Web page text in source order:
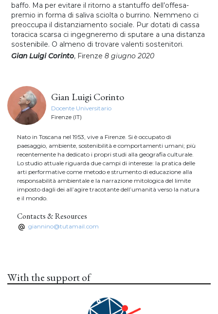
baffo. Ma per evitare il ritorno a stantuffo dell’offesa-
premio in forma di saliva sciolta o burrino. Nemmeno ci
preoccupa il distanziamento sociale. Pur dotati di cassa
toracica scarsa ci ingegneremo di sputare a una distanza
sostenibile. O almeno di trovare valenti sostenitori.
Gian Luigi Corinto, Firenze 8 giugno 2020
Gian Luigi Corinto
Docente Universitario
Firenze (IT)
Nato in Toscana nel 1953, vive a Firenze. Si è occupato di
paesaggio, ambiente, sostenibilità e comportamenti umani; più
recentemente ha dedicato i propri studi alla geografia culturale.
Lo studio attuale riguarda due campi di interesse: la pratica delle
arti performative come metodo e strumento di educazione alla
responsabilità ambientale e la narrazione mitologica del limite
imposto dagli dei all’agire tracotante dell’umanità verso la natura
e il mondo.
Contacts & Resources
giannino@tutamail.com
With the support of